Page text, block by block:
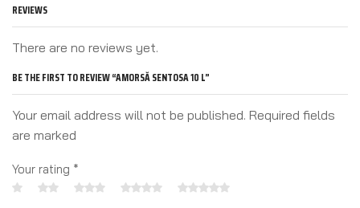
REVIEWS
There are no reviews yet.
BE THE FIRST TO REVIEW “AMORSĂ SENTOSA 10 L”
Your email address will not be published. Required fields
are marked
Your rating *